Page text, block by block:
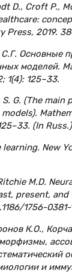
D., Croft P.,
Press, 2019.
Основные
моделей.
1(4): 125–33.
G. (The main
(In
learning. New
M.D.
present,
1756-
К.О.,
и